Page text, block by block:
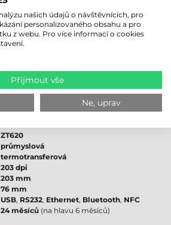
se speciálními tvary. Vodítka pro materiály
v kotoučích stabilní, čímž předcházejí krčení
vedení médií přispívá k prodloužení
nákladů na údržbu.
nejdůležitější technické údaje pro
ZT620
průmyslová
termotransferová
203 dpi
203 mm
76 mm
USB, RS232, Ethernet, Bluetooth, NFC
24 měsíců (na hlavu 6 měsíců)
našich údajů o návštěvnících, pro
personalizovaného obsahu a pro
z webu. Pro více informací o cookies
Přijmout vše
Ne, uprav